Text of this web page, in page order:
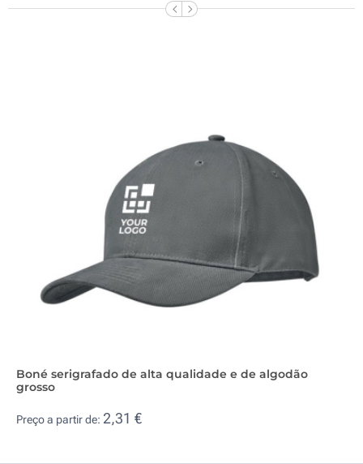
Boné serigrafado de alta qualidade e de algodão
grosso
Preço a partir de: 2,31 €